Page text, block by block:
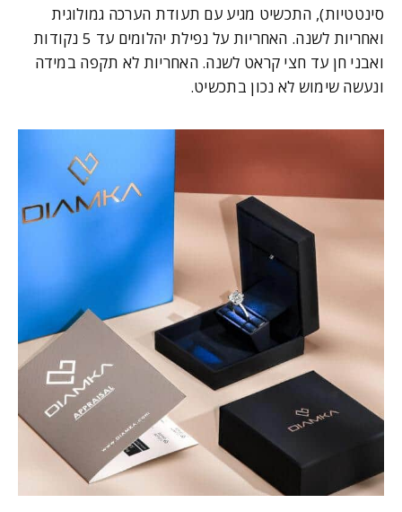
סינטטיות), התכשיט מגיע עם תעודת הערכה גמולוגית
ואחריות לשנה. האחריות על נפילת יהלומים עד 5 נקודות
ואבני חן עד חצי קראט לשנה. האחריות לא תקפה במידה
ונעשה שימוש לא נכון בתכשיט.